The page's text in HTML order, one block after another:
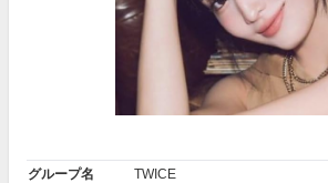
グループ名
TWICE